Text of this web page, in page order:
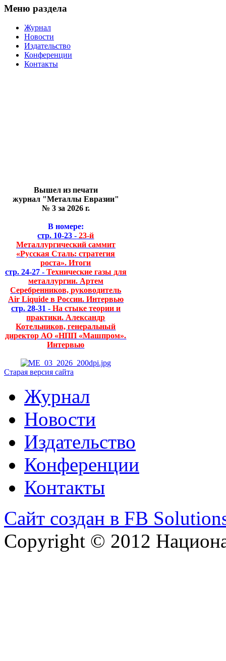
Меню раздела
Журнал
Новости
Издательство
Конференции
Контакты
Вышел из печати
журнал "Металлы Евразии"
№ 3 за 2026 г.
В номере:
стр. 10-23 - 23-й
Металлургический саммит
«Русская Сталь: стратегия
роста». Итоги
стр. 24-27 - Технические газы для
металлургии. Артем
Серебренников, руководитель
Air Liquide в России. Интервью
стр. 28-31 - На стыке теории и
практики. Александр
Котельников, генеральный
директор АО «НПП «Машпром».
Интервью
Старая версия сайта
Журнал
Новости
Издательство
Конференции
Контакты
Сайт создан в FB
Copyright © 2012